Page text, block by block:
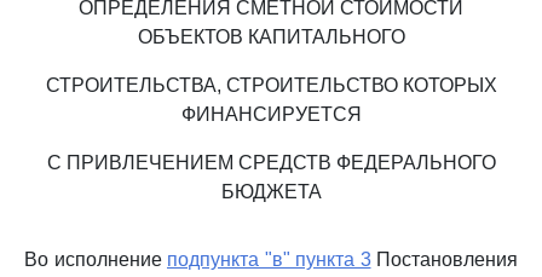
ОПРЕДЕЛЕНИЯ СМЕТНОЙ СТОИМОСТИ
ОБЪЕКТОВ КАПИТАЛЬНОГО
СТРОИТЕЛЬСТВА, СТРОИТЕЛЬСТВО КОТОРЫХ
ФИНАНСИРУЕТСЯ
С ПРИВЛЕЧЕНИЕМ СРЕДСТВ ФЕДЕРАЛЬНОГО
БЮДЖЕТА
Во исполнение подпункта "в" пункта 3Постановления